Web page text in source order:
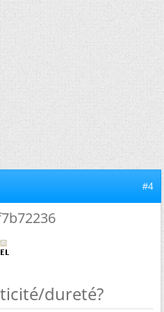
#4
dureté?